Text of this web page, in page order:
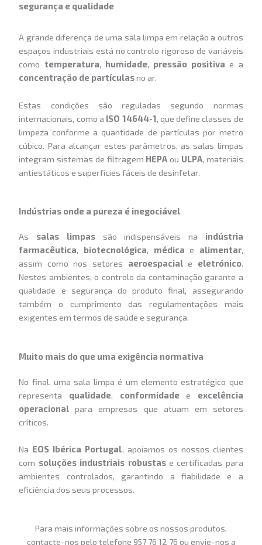
segurança e qualidade
A grande diferença de uma sala limpa em relação a outros
espaços industriais está no controlo rigoroso de variáveis
como temperatura, humidade, pressão positiva e a
concentração de partículasno ar.
Estas condições são reguladas segundo normas
internacionais, como a ISO 14644-1, que define classes de
limpeza conforme a quantidade de partículas por metro
cúbico. Para alcançar estes parâmetros, as salas limpas
integram sistemas de filtragem HEPA ou ULPA, materiais
antiestáticos e superfícies fáceis de desinfetar.
Indústrias onde a pureza é inegociável
As salas limpassão indispensáveis na indústria
farmacêutica, biotecnológica, médica e alimentar,
assim como nos setores aeroespaciale eletrónico.
Nestes ambientes, o controlo da contaminação garante a
qualidade e segurança do produto final, assegurando
também o cumprimento das regulamentações mais
exigentes em termos de saúde e segurança.
Muito mais do que uma exigência normativa
No final, uma sala limpa é um elemento estratégico que
representa qualidade, conformidadee excelência
operacional para empresas que atuam em setores
críticos.
Na EOS Ibérica Portugal, apoiamos os nossos clientes
com soluções industriais robustase certificadas para
ambientes controlados, garantindo a fiabilidade e a
eficiência dos seus processos.
Para mais informações sobre os nossos produtos,
contacte-nos pelo telefone 957 76 12 76 ou envie-nos a